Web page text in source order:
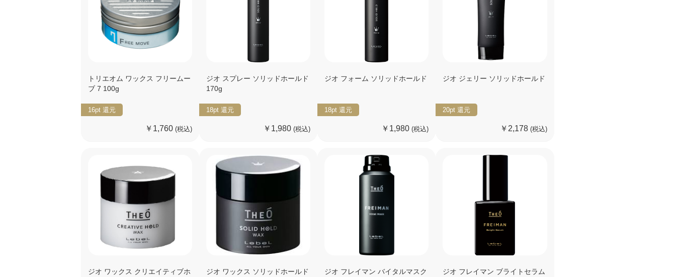
トリエオム ワックス フリームー
ブ 7 100g
16pt 還元
￥1,760 (税込)
ジオ スプレー ソリッドホールド
170g
18pt 還元
￥1,980(税込)
ジオ フォーム ソリッドホールド
18pt 還元
￥1,980(税込)
ジオ ジェリー ソリッドホールド
20pt 還元
￥2,178 (税込)
ジオ ワックス クリエイティブホ
ジオ ワックス ソリッドホールド
ジオ フレイマン バイタルマスク
ジオ フレイマン ブライトセラム